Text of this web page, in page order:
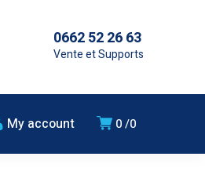
0662 52 26 63
Vente et Supports
0 0
My account